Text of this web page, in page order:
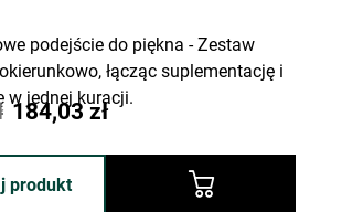
podejście do piękna - Zestaw
łącząc suplementację i
w jednej kuracji.
skóry i paznokci - Starannie
wspierają zachowanie
oraz codzienną pielęgnację.
Podstawowa
cena:
262,90 zł.
184,03złAktualna
cena:
184,03 zł.
produkt